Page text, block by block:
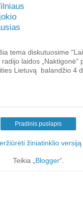
tema diskutuosime
laidos „Naktigonė“
Lietuvą balandžio 4 d
Pradinis puslapis
žiniatinklio versiją
Teikia „Blogger“.